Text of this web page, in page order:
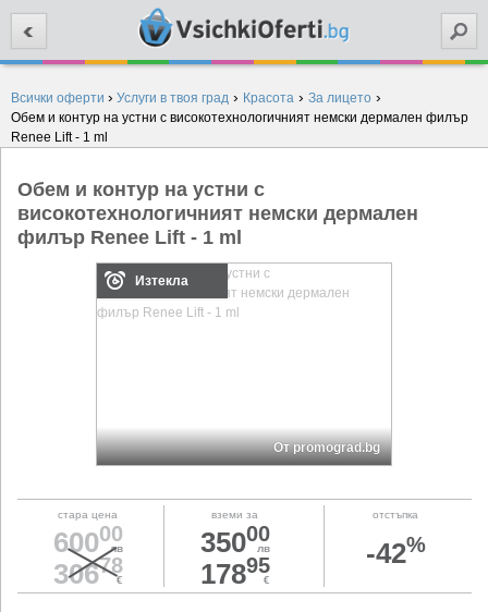
Всички оферти › Услуги в твоя град › Красота › За лицето ›
Обем и контур на устни с високотехнологичният немски дермален филър
Renee Lift - 1 ml
Обем и контур на устни с
високотехнологичният немски дермален
филър Renee Lift - 1 ml
Изтекла
От promograd.bg
стара цена
60000
лв
30678
€
вземи за
35000
лв
17895
€
отстъпка
-42%